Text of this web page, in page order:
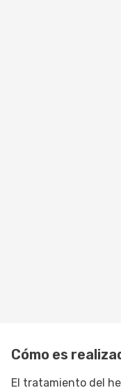
Cómo es
El tratamiento del